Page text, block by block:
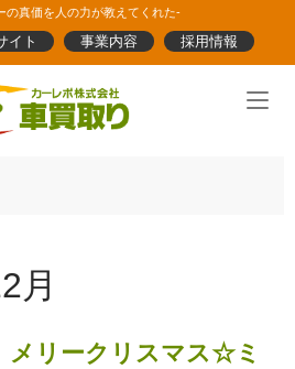
の真価を人の力が教えてくれた-
イト 事業内容 採用情報
月
メリークリスマス☆ミ